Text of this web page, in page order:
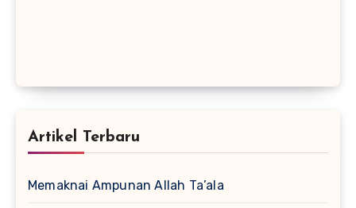
Artikel Terbaru
Memaknai Ampunan Allah Ta’ala